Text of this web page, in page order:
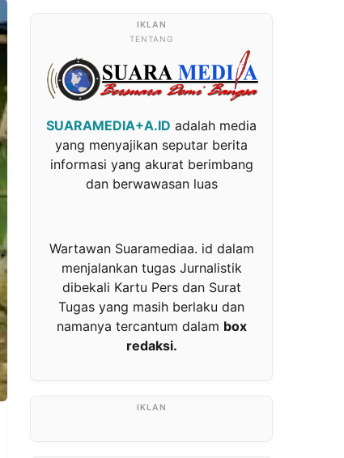
TENTANG
SUARAMEDIA+A.ID adalah media
yang menyajikan seputar berita
informasi yang akurat berimbang
dan berwawasan luas
Wartawan Suaramediaa. id dalam
menjalankan tugas Jurnalistik
dibekali Kartu Pers dan Surat
Tugas yang masih berlaku dan
namanya tercantum dalam box
redaksi.